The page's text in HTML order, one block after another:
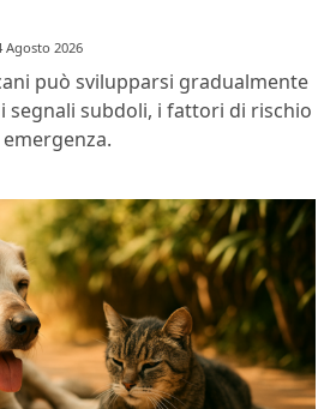
Agosto 2026
può svilupparsi gradualmente
segnali subdoli, i fattori di rischio